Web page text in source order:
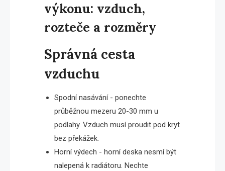
výkonu: vzduch,
rozteče a rozměry
Správná cesta
vzduchu
Spodní nasávání - ponechte
průběžnou mezeru 20-30 mm u
podlahy. Vzduch musí proudit pod kryt
bez překážek.
Horní výdech - horní deska nesmí být
nalepená k radiátoru. Nechte